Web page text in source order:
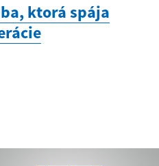
ktorá spája